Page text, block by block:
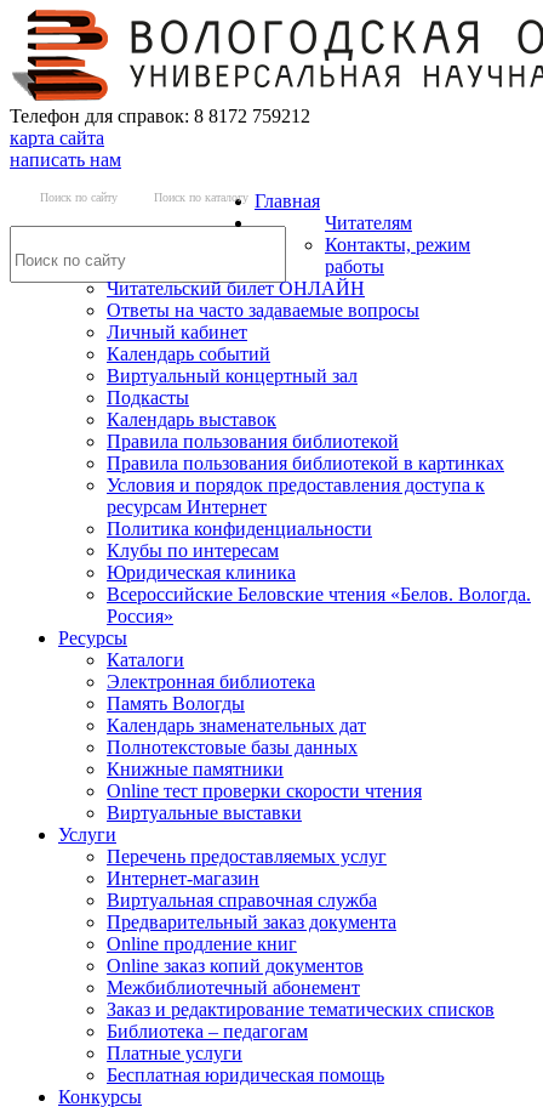
Телефон для справок: 8 8172 759212
карта сайта
написать нам
Поиск по сайту Поиск по каталогу Главная
Читателям
Контакты, режим
работы
Читательский билет ОНЛАЙН
Ответы на часто задаваемые вопросы
Личный кабинет
Календарь событий
Виртуальный концертный зал
Подкасты
Календарь выставок
Правила пользования библиотекой
Правила пользования библиотекой в картинках
Условия и порядок предоставления доступа к
ресурсам Интернет
Политика конфиденциальности
Клубы по интересам
Юридическая клиника
Всероссийские Беловские чтения «Белов. Вологда.
Россия»
Ресурсы
Каталоги
Электронная библиотека
Память Вологды
Календарь знаменательных дат
Полнотекстовые базы данных
Книжные памятники
Online тест проверки скорости чтения
Виртуальные выставки
Услуги
Перечень предоставляемых услуг
Интернет-магазин
Виртуальная справочная служба
Предварительный заказ документа
Online продление книг
Online заказ копий документов
Межбиблиотечный абонемент
Заказ и редактирование тематических списков
Библиотека – педагогам
Платные услуги
Бесплатная юридическая помощь
Конкурсы